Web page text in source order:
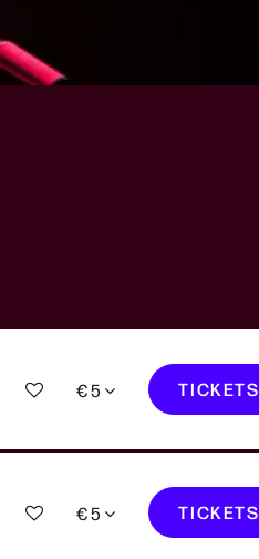
€ 5 TICKETS
€ 5 TICKETS